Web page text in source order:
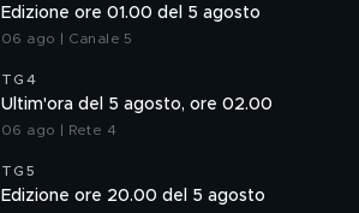
Edizione ore 01.00 del 5 agosto
06 ago | Canale 5
TG4
Ultim'ora del 5 agosto, ore 02.00
06 ago | Rete 4
TG5
Edizione ore 20.00 del 5 agosto